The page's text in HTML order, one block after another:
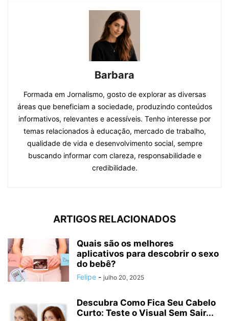
Barbara
Formada em Jornalismo, gosto de explorar as diversas
áreas que beneficiam a sociedade, produzindo conteúdos
informativos, relevantes e acessíveis. Tenho interesse por
temas relacionados à educação, mercado de trabalho,
qualidade de vida e desenvolvimento social, sempre
buscando informar com clareza, responsabilidade e
credibilidade.
ARTIGOS RELACIONADOS
Quais são os melhores
aplicativos para descobrir o sexo
do bebê?
Felipe - julho 20, 2025
Descubra Como Fica Seu Cabelo
Curto: Teste o Visual Sem Sair...